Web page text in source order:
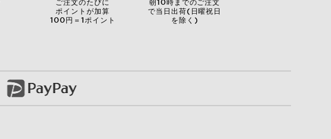
ご注文のたびに
ポイントが加算
100円＝1ポイント
朝10時までのご注文
で当日出荷(日曜祝日
を除く)